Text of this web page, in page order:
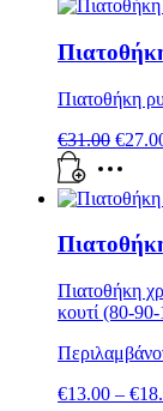
Πιατοθήκη
€31.00 €
Πιατοθήκη
κουτί (80-
€13.00 – €